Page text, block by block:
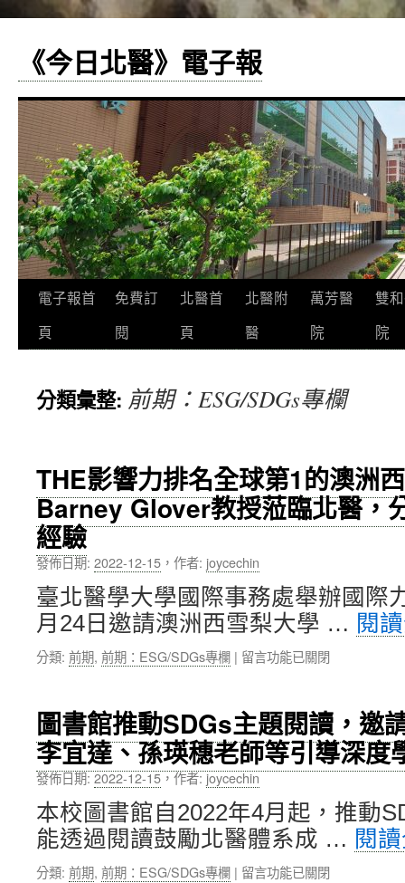
《今日北醫》電子報
跳
至
要
容
電子報首
頁
免費訂
閱
北醫首
頁
北醫附
醫
萬芳醫
院
雙
院
分類彙整: 前期：ESG/SDGs專欄
THE影響力排名全球第1的澳洲
Barney Glover教授蒞臨北醫，
經驗
發佈日期: 2022-12-15 ， 作者: joycechin
臺北醫學大學國際事務處舉辦國際
月24日邀請澳洲西雪梨大學 … 閱
分類: 前期, 前期：ESG/SDGs專欄 | 在
響
力
排
名
全
球
第
1
的
澳
留言功能已關閉
圖書館推動SDGs主題閱讀，邀
李宜達、孫瑛穗老師等引導深度
發佈日期:2022-12-15，作者: joycechin
本校圖書館自2022年4月起，推動
能透過閱讀鼓勵北醫體系成 … 閱
分類: 前期, 前期：ESG/SDGs專欄 | 在
留言功能已關閉